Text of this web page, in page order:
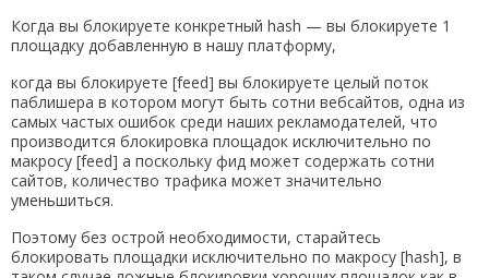
Когда вы блокируете конкретный hash — вы блокируете 1
площадку добавленную в нашу платформу,
когда вы блокируете [feed] вы блокируете целый поток
паблишера в котором могут быть сотни вебсайтов, одна из
самых частых ошибок среди наших рекламодателей, что
производится блокировка площадок исключительно по
макросу [feed] а поскольку фид может содержать сотни
сайтов, количество трафика может значительно
уменьшиться.
Поэтому без острой необходимости, старайтесь
блокировать площадки исключительно по макросу [hash], в